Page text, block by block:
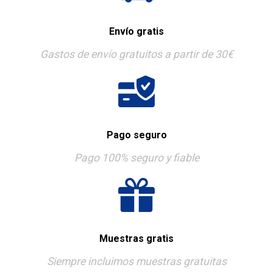
Envío gratis
Gastos de envío gratuitos a partir de 30€
Pago seguro
Pago 100% seguro y fiable
Muestras gratis
Siempre incluimos muestras gratuitas